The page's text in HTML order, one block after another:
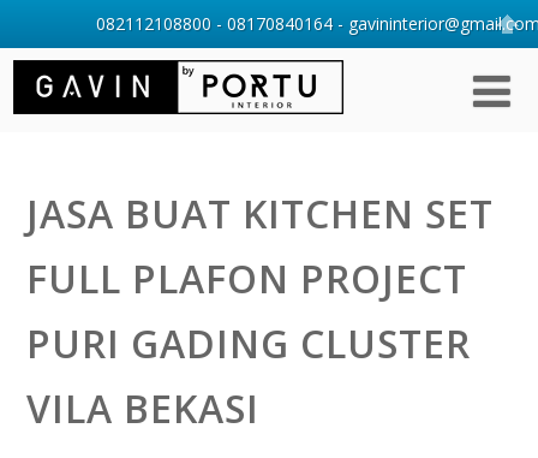
JASA BUAT KITCHEN SET
FULL PLAFON PROJECT
PURI GADING CLUSTER
VILA BEKASI
082112108800 - 08170840164 -